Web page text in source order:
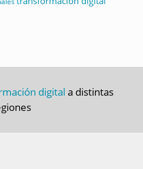
digital a distintas